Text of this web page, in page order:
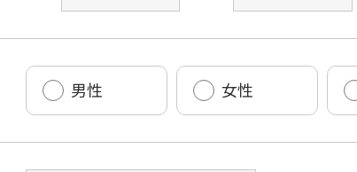
男性 女性